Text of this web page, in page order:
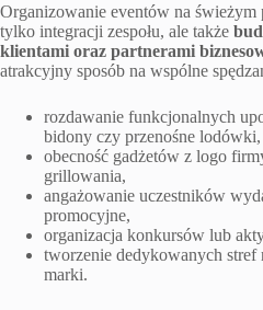
Organizowanie eventów na świeżym
tylko integracji zespołu, ale także
klientami oraz partnerami
atrakcyjny sposób na wspólne
rozdawanie funkcjonalnych
bidony czy przenośne lodówki,
obecność gadżetów z logo
grillowania,
angażowanie uczestników
promocyjne,
organizacja konkursów lub
tworzenie dedykowanych stref
marki.